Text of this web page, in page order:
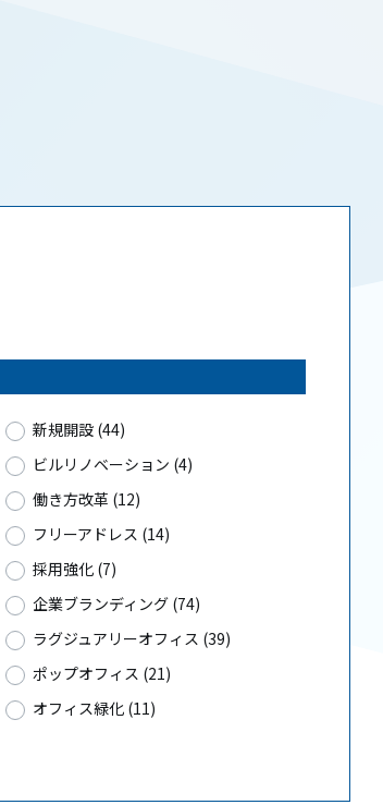
新規開設 (44)
ビルリノベーション (4)
働き方改革 (12)
フリーアドレス (14)
採用強化 (7)
企業ブランディング (74)
ラグジュアリーオフィス (39)
ポップオフィス (21)
オフィス緑化 (11)